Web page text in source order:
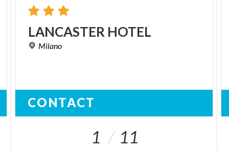
LANCASTER HOTEL
Milano
CONTACT
1 11